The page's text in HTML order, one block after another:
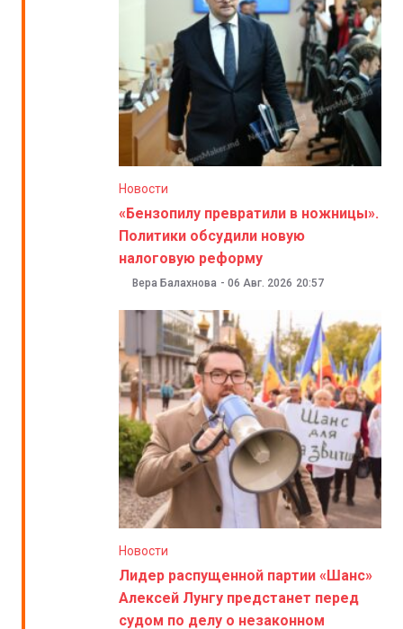
Новости
«Бензопилу превратили в ножницы».
Политики обсудили новую
налоговую реформу
Вера Балахнова - 06 Авг. 2026 20:57
Новости
Лидер распущенной партии «Шанс»
Алексей Лунгу предстанет перед
судом по делу о незаконном